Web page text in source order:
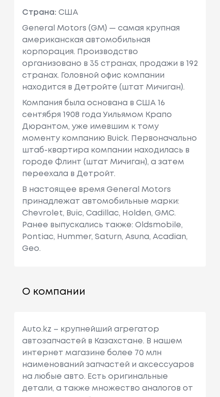
Страна: США
General Motors (GM) — самая крупная
американская автомобильная
корпорация. Производство
организовано в 35 странах, продажи в 192
странах. Головной офис компании
находится в Детройте (штат Мичиган).
Компания была основана в США 16
сентября 1908 года Уильямом Крапо
Дюрантом, уже имевшим к тому
моменту компанию Buick. Первоначально
штаб-квартира компании находилась в
городе Флинт (штат Мичиган), а затем
переехала в Детройт.
В настоящее время General Motors
принадлежат автомобильные марки:
Chevrolet, Buic, Cadillac, Holden, GMC.
Ранее выпускались также: Oldsmobile,
Pontiac, Hummer, Saturn, Asuna, Acadian,
Geo.
О компании
Auto.kz – крупнейший агрегатор
автозапчастей в Казахстане. В нашем
интернет магазине более 70 млн
наименований запчастей и аксессуаров
на любые авто. Есть оригинальные
детали, а также множество аналогов от